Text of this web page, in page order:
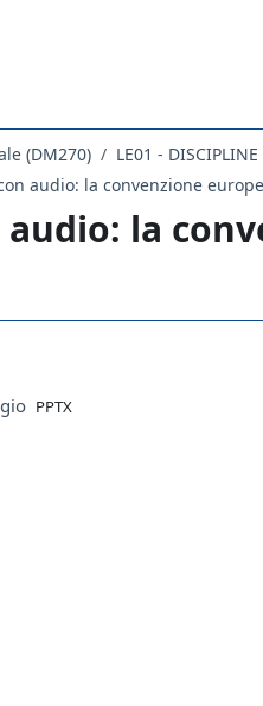
(DM270) LE01 - DISCIPLINE
la
File
PPTX